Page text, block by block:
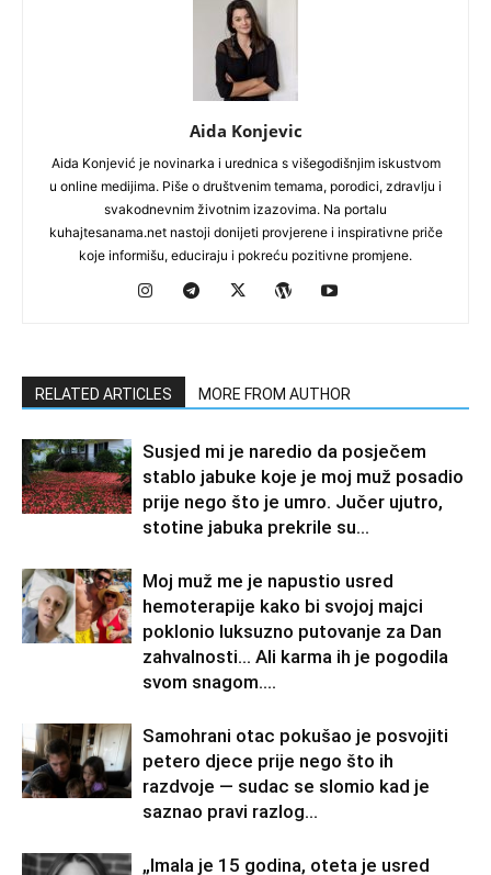
Aida Konjevic
Aida Konjević je novinarka i urednica s višegodišnjim iskustvom
u online medijima. Piše o društvenim temama, porodici, zdravlju i
svakodnevnim životnim izazovima. Na portalu
kuhajtesanama.net nastoji donijeti provjerene i inspirativne priče
koje informišu, educiraju i pokreću pozitivne promjene.
RELATED ARTICLES MORE FROM AUTHOR
Susjed mi je naredio da posječem
stablo jabuke koje je moj muž posadio
prije nego što je umro. Jučer ujutro,
stotine jabuka prekrile su...
Moj muž me je napustio usred
hemoterapije kako bi svojoj majci
poklonio luksuzno putovanje za Dan
zahvalnosti… Ali karma ih je pogodila
svom snagom....
Samohrani otac pokušao je posvojiti
petero djece prije nego što ih
razdvoje — sudac se slomio kad je
saznao pravi razlog…
„Imala je 15 godina, oteta je usred